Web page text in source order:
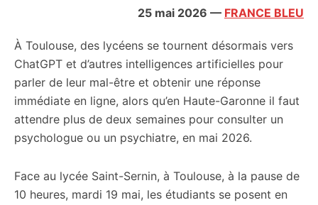
25 mai 2026 — FRANCE BLEU
À Toulouse, des lycéens se tournent désormais vers
ChatGPT et d’autres intelligences artificielles pour
parler de leur mal-être et obtenir une réponse
immédiate en ligne, alors qu’en Haute-Garonne il faut
attendre plus de deux semaines pour consulter un
psychologue ou un psychiatre, en mai 2026.
Face au lycée Saint-Sernin, à Toulouse, à la pause de
10 heures, mardi 19 mai, les étudiants se posent en